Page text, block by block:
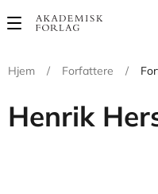
Main
Hjem
/ Forfattere /
Henrik